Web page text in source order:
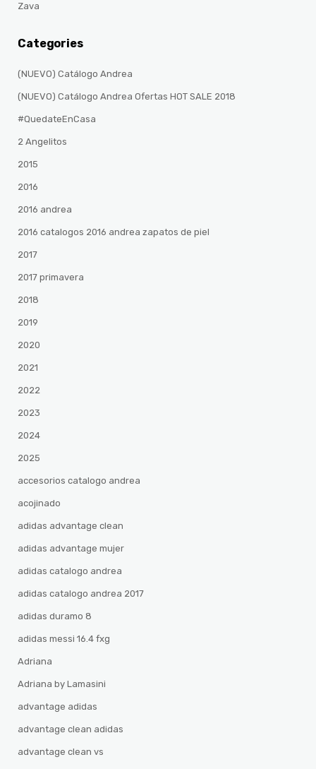
Zava
Categories
(NUEVO) Catálogo Andrea
(NUEVO) Catálogo Andrea Ofertas HOT SALE 2018
#QuedateEnCasa
2 Angelitos
2015
2016
2016 andrea
2016 catalogos 2016 andrea zapatos de piel
2017
2017 primavera
2018
2019
2020
2021
2022
2023
2024
2025
accesorios catalogo andrea
acojinado
adidas advantage clean
adidas advantage mujer
adidas catalogo andrea
adidas catalogo andrea 2017
adidas duramo 8
adidas messi 16.4 fxg
Adriana
Adriana by Lamasini
advantage adidas
advantage clean adidas
advantage clean vs